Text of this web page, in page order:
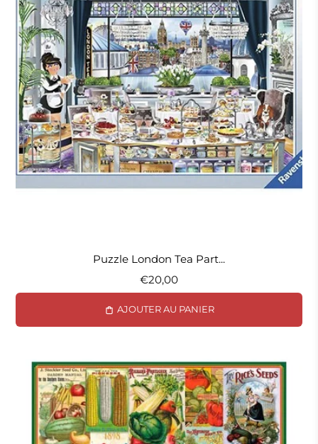
Puzzle London Tea Part...
€20,00
AJOUTER AU PANIER